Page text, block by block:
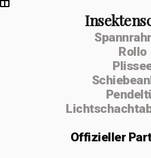
Rollo
Offizieller